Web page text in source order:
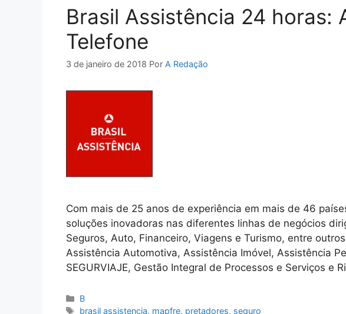
Brasil Assistência 24 horas:
Telefone
3 de janeiro de 2018 Por A Redação
Com mais de 25 anos de experiência em mais de 46
soluções inovadoras nas diferentes linhas de negócios
Seguros, Auto, Financeiro, Viagens e Turismo, entre
Assistência Automotiva, Assistência Imóvel, Assistência
SEGURVIAJE, Gestão Integral de Processos e Serviços e
Categorias
B
Tags
brasil assistencia, mapfre, pretadores, seguro